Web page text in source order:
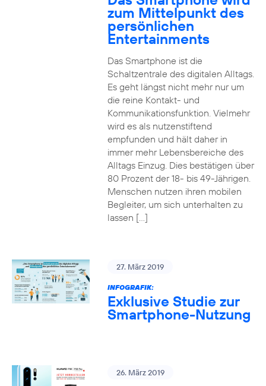
zum Mittelpunkt des
persönlichen
Entertainments
Das Smartphone ist die
Schaltzentrale des digitalen Alltags.
Es geht längst nicht mehr nur um
die reine Kontakt- und
Kommunikationsfunktion. Vielmehr
wird es als nutzenstiftend
empfunden und hält daher in
immer mehr Lebensbereiche des
Alltags Einzug. Dies bestätigen über
80 Prozent der 18- bis 49-Jährigen.
Menschen nutzen ihren mobilen
Begleiter, um sich unterhalten zu
lassen […]
27. März 2019
INFOGRAFIK:
Exklusive Studie zur
Smartphone-Nutzung
26. März 2019